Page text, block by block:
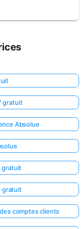
gratuit
Absolue
gratuit
gratuit
comptes clients